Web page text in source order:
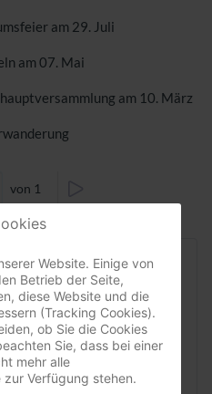
am 29. Juli
am 07. Mai
am 10. März
von 1
Website. Einige von
Betrieb der Seite,
diese Website und die
(Tracking Cookies).
ob Sie die Cookies
Sie, dass bei einer
mehr alle
Verfügung stehen.